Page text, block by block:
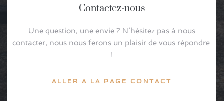
Contactez-nous
Une question, une envie ? N’hésitez pas à nous
contacter, nous nous ferons un plaisir de vous répondre
!
ALLER A LA PAGE CONTACT